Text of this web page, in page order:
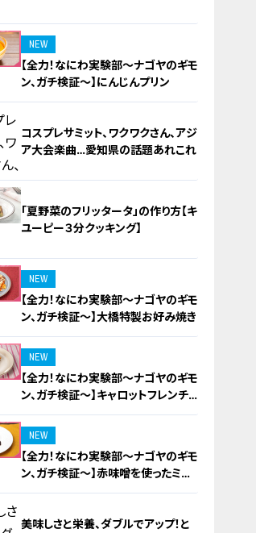
NEW
【全力！なにわ実験部～ナゴヤのギモ
ン、ガチ検証～】にんじんプリン
コスプレサミット、ワクワクさん、アジ
ア大会楽曲…愛知県の話題あれこれ
「夏野菜のフリッタータ」の作り方【キ
ユーピー３分クッキング】
NEW
【全力！なにわ実験部～ナゴヤのギモ
ン、ガチ検証～】大橋特製お好み焼き
NEW
【全力！なにわ実験部～ナゴヤのギモ
ン、ガチ検証～】キャロットフレンチ
ロースト
NEW
【全力！なにわ実験部～ナゴヤのギモ
ン、ガチ検証～】赤味噌を使ったミル
フィーユ味噌トンカツ
美味しさと栄養、ダブルでアップ！と